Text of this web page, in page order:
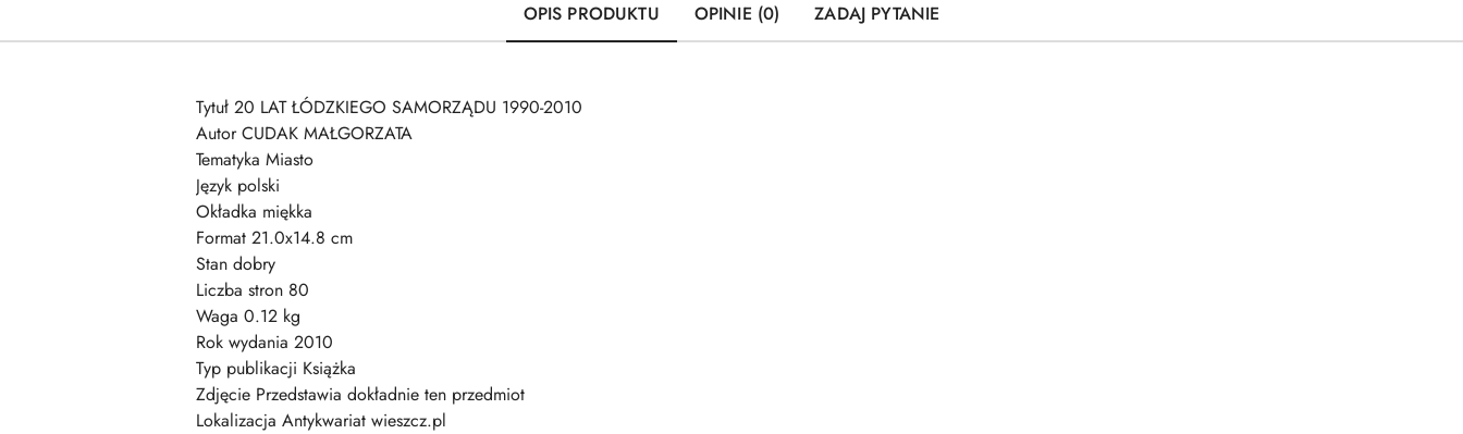
OPIS PRODUKTU OPINIE (0) ZADAJ PYTANIE
Tytuł 20 LAT ŁÓDZKIEGO SAMORZĄDU 1990-2010
Autor CUDAK MAŁGORZATA
Tematyka Miasto
Język polski
Okładka miękka
Format 21.0x14.8 cm
Stan dobry
Liczba stron 80
Waga 0.12 kg
Rok wydania 2010
Typ publikacji Książka
Zdjęcie Przedstawia dokładnie ten przedmiot
Lokalizacja Antykwariat wieszcz.pl